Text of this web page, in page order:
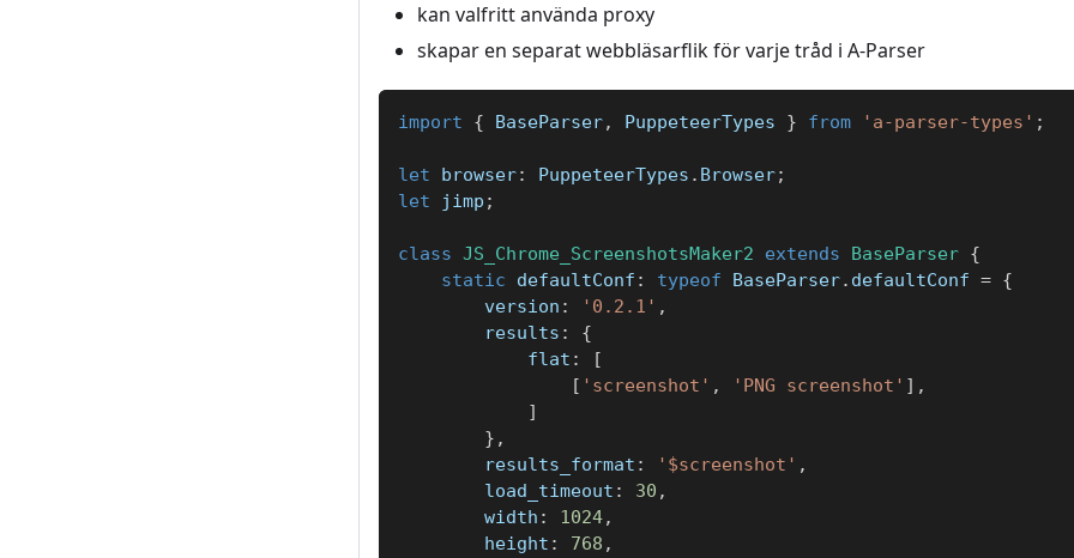
kan valfritt använda proxy
skapar en separat webbläsarflik för varje tråd i A-Parser
import { BaseParser, PuppeteerTypes } from 'a-parser-types' ;
let browser: PuppeteerTypes . Browser;
let jimp ;
class JS_Chrome_ScreenshotsMaker2 extends BaseParser {
static defaultConf : typeof BaseParser. defaultConf = {
        version
: '0.2.1' ,
        results
:
{
            flat
:
[
[ 'screenshot' , 'PNG screenshot' ] ,
]
} ,
        results_format
: '$screenshot' ,
        load_timeout
: 30 ,
        width
: 1024,
        height
: 768 ,